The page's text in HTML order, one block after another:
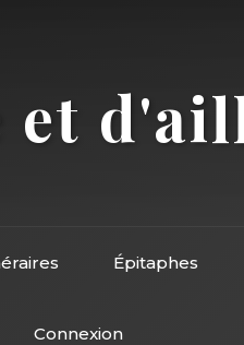
et
Épitaphes
Connexion